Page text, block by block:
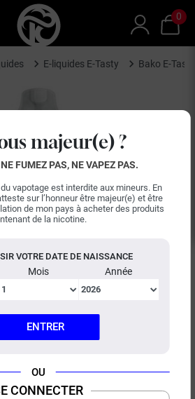
majeur(e) ?
FUMEZ PAS, NE VAPEZ PAS.
vapotage est interdite aux mineurs. En
sur l’honneur être majeur(e) et être
de mon pays à acheter des produits
de la nicotine.
VOTRE DATE DE NAISSANCE
Mois Année
ENTRER
OU
CONNECTER
0
E-liquides E-Tasty Bako E-